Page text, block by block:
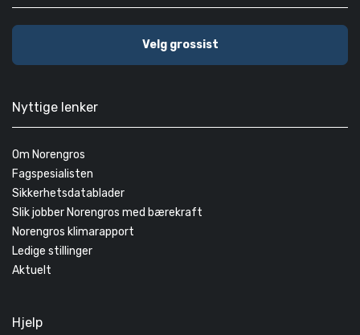
Velg grossist
Nyttige lenker
Om Norengros
Fagspesialisten
Sikkerhetsdatablader
Slik jobber Norengros med bærekraft
Norengros klimarapport
Ledige stillinger
Aktuelt
Hjelp